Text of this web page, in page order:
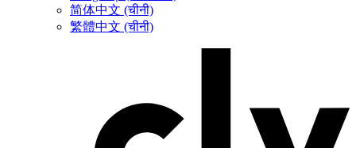
简体中文 (चीनी)
繁體中文 (चीनी)